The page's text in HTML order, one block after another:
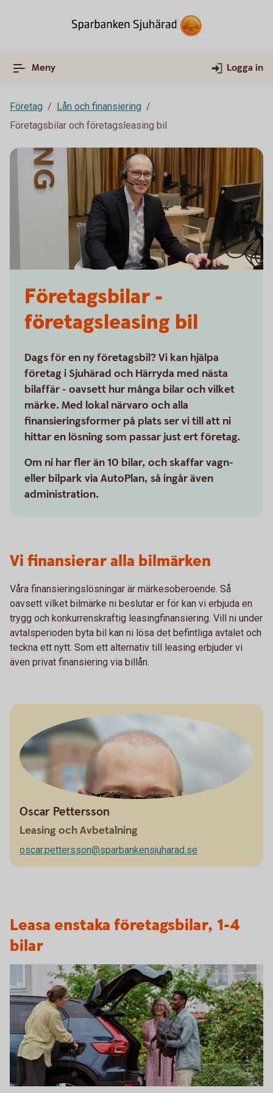
Meny Logga in
Företag
Lån och finansiering
Företagsbilar och företagsleasing bil
Företagsbilar -
företagsleasing bil
Dags för en ny företagsbil? Vi kan hjälpa
företag i Sjuhärad och Härryda med nästa
bilaffär - oavsett hur många bilar och vilket
märke. Med lokal närvaro och alla
finansieringsformer på plats ser vi till att ni
hittar en lösning som passar just ert företag.
Om ni har fler än 10 bilar, och skaffar vagn-
eller bilpark via AutoPlan, så ingår även
administration.
Vi finansierar alla bilmärken
Våra finansieringslösningar är märkesoberoende. Så
oavsett vilket bilmärke ni beslutar er för kan vi erbjuda en
trygg och konkurrenskraftig leasingfinansiering. Vill ni under
avtalsperioden byta bil kan ni lösa det befintliga avtalet och
teckna ett nytt. Som ett alternativ till leasing erbjuder vi
även privat finansiering via billån.
Oscar Pettersson
Leasing och Avbetalning
oscar.pettersson@sparbankensjuharad.se
Leasa enstaka företagsbilar, 1-4
bilar